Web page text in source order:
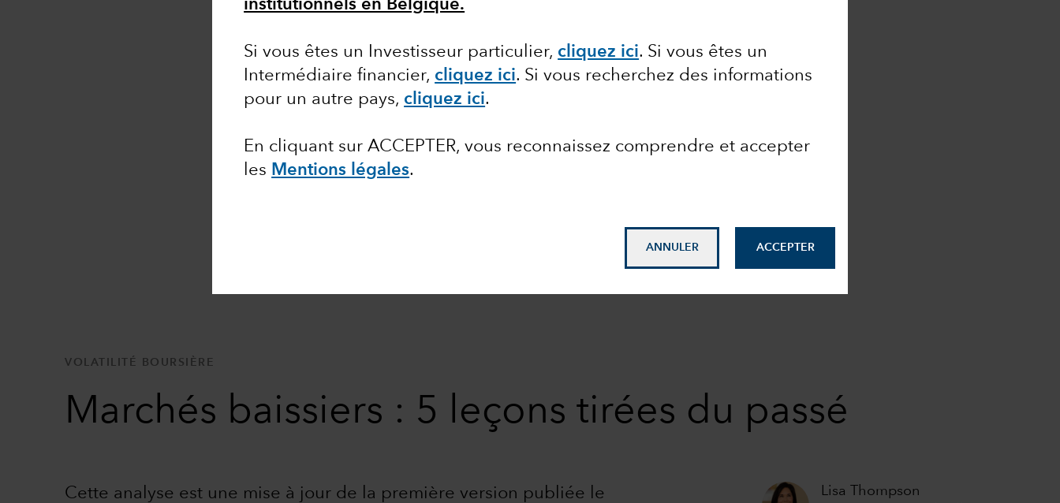
institutionnels en Belgique.
Si vous êtes un Investisseur particulier, cliquez ici. Si vous êtes un
Intermédiaire financier, cliquez ici. Si vous recherchez des informations
pour un autre pays, cliquez ici.
En cliquant sur ACCEPTER, vous reconnaissez comprendre et accepter
les Mentions légales.
ANNULER ACCEPTER
VOLATILITÉ BOURSIÈRE
Marchés baissiers : 5 leçons tirées du passé
Lisa Thompson
Cette analyse est une mise à jour de la première version publiée le